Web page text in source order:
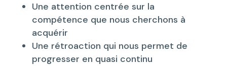
Une attention centrée sur la
compétence que nous cherchons à
acquérir
Une rétroaction qui nous permet de
progresser en quasi continu